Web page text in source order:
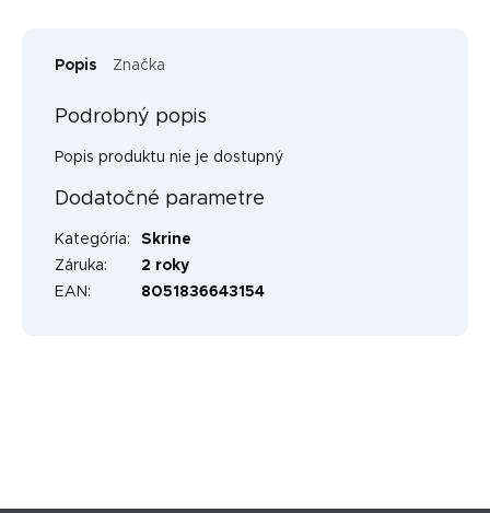
Popis Značka
Podrobný popis
Popis produktu nie je dostupný
Dodatočné parametre
Kategória:
Skrine
Záruka:
2 roky
EAN : 8051836643154